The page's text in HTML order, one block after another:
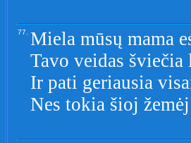
77. Miela mūsų mama
Tavo veidas šviečia
Ir pati geriausia
Nes tokia šioj